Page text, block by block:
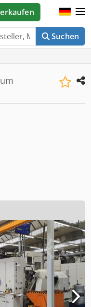
Suchen